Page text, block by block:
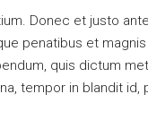
Donec et justo
penatibus et
quis dictum
tempor in blandit id,